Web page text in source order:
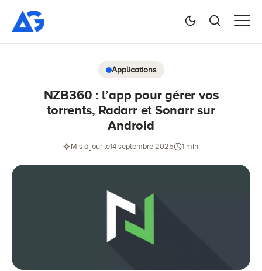
Applications
NZB360 : l’app pour gérer vos
torrents, Radarr et Sonarr sur
Android
Mis à jour le14 septembre 2025 1 min.